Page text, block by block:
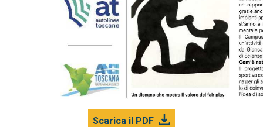
Scarica il PDF